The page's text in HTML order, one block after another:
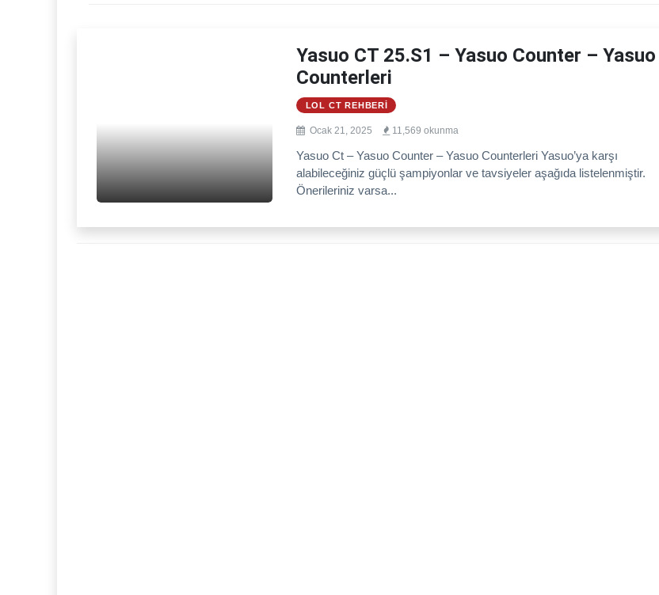
Yasuo CT 25.S1 – Yasuo Counter – Yasuo
Counterleri
LOL CT REHBERI
Ocak 21, 2025 11,569 okunma
Yasuo Ct – Yasuo Counter – Yasuo Counterleri Yasuo’ya karşı
alabileceğiniz güçlü şampiyonlar ve tavsiyeler aşağıda listelenmiştir.
Önerileriniz varsa...